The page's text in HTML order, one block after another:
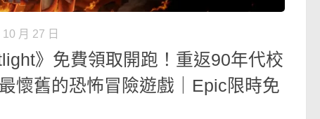
月 27 日
》免費領取開跑！重返90年代校
懷舊的恐怖冒險遊戲｜Epic限時免